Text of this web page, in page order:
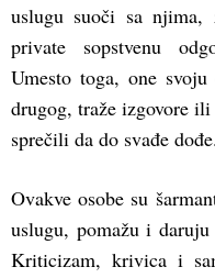
uslugu suoči sa njima,
private sopstvenu
Umesto toga, one
drugog, traže izgovore
sprečili da do svađe dođe.
Ovakve osobe su
uslugu, pomažu i
Kriticizam, krivica i